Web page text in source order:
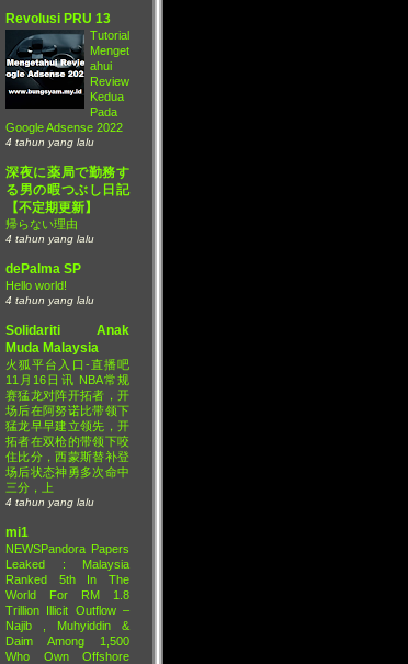
Revolusi PRU 13
Tutorial
Menget
ahui
Review
Kedua
Pada
Google Adsense 2022
4 tahun yang lalu
深夜に薬局で勤務す
る男の暇つぶし日記
【不定期更新】
帰らない理由
4 tahun yang lalu
dePalma SP
Hello world!
4 tahun yang lalu
Solidariti Anak
Muda Malaysia
火狐平台入口-直播吧
11月16日讯 NBA常规
赛猛龙对阵开拓者，开
场后在阿努诺比带领下
猛龙早早建立领先，开
拓者在双枪的带领下咬
住比分，西蒙斯替补登
场后状态神勇多次命中
三分，上
4 tahun yang lalu
mi1
NEWSPandora Papers
Leaked : Malaysia
Ranked 5th In The
World For RM 1.8
Trillion Illicit Outflow –
Najib , Muhyiddin &
Daim Among 1,500
Who Own Offshore